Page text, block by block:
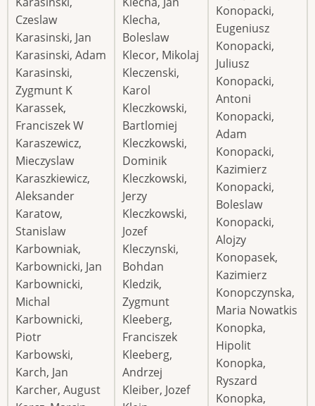
Czeslaw
Karasinski, Jan
Karasinski, Adam
Karasinski,
Zygmunt K
Karassek,
Franciszek W
Karaszewicz,
Mieczyslaw
Karaszkiewicz,
Aleksander
Karatow,
Stanislaw
Karbowniak,
Karbownicki, Jan
Karbownicki,
Michal
Karbownicki,
Piotr
Karbowski,
Karch, Jan
Karcher, August
Klecha,
Boleslaw
Klecor, Mikolaj
Kleczenski,
Karol
Kleczkowski,
Bartlomiej
Kleczkowski,
Dominik
Kleczkowski,
Jerzy
Kleczkowski,
Jozef
Kleczynski,
Bohdan
Kledzik,
Zygmunt
Kleeberg,
Franciszek
Kleeberg,
Andrzej
Kleiber, Jozef
Konopacki,
Eugeniusz
Konopacki,
Juliusz
Konopacki,
Antoni
Konopacki,
Adam
Konopacki,
Kazimierz
Konopacki,
Boleslaw
Konopacki,
Alojzy
Konopasek,
Kazimierz
Konopczynska,
Maria Nowatkis
Konopka,
Hipolit
Konopka,
Ryszard
Konopka,